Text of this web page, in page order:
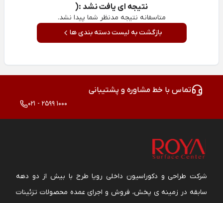
نتیجه ای یافت نشد :(
متاسفانه نتیجه مدنظر شما پیدا نشد.
بازگشت به لیست دسته بندی ها
تماس با خط مشاوره و پشتیبانی
021 - 2599 1000
شرکت طراحی و دکوراسیون داخلی رویا طرح با بیش از دو دهه
سابقه در زمینه ی پخش، فروش و اجرای عمده محصولات تزئینات